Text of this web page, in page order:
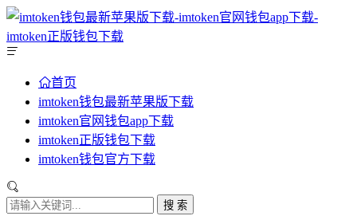
首页
imtoken钱包最新苹果版下载
imtoken官网钱包app下载
imtoken正版钱包下载
imtoken钱包官方下载
搜 索